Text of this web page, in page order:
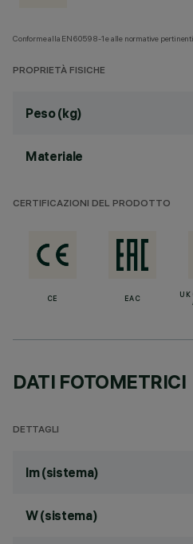
Conforme alla EN60598-1 e alle normative
PROPRIETÀ FISICHE
Peso (kg)
Materiale
CERTIFICAZIONI DEL PRODOTTO
CE EAC
UK
DATI FOTOMETRICI
DETTAGLI
lm (sistema)
W (sistema)